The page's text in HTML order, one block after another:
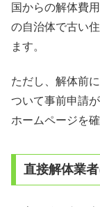
国からの解体費
の自治体で古い
ます。
ただし、解体前
ついて事前申請
ホームページを
直接解体業